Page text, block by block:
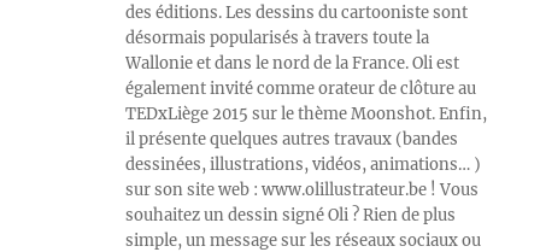
des éditions. Les dessins du cartooniste sont
désormais popularisés à travers toute la
Wallonie et dans le nord de la France. Oli est
également invité comme orateur de clôture au
TEDxLiège 2015 sur le thème Moonshot. Enfin,
il présente quelques autres travaux (bandes
dessinées, illustrations, vidéos, animations… )
sur son site web : www.olillustrateur.be ! Vous
souhaitez un dessin signé Oli ? Rien de plus
simple, un message sur les réseaux sociaux ou